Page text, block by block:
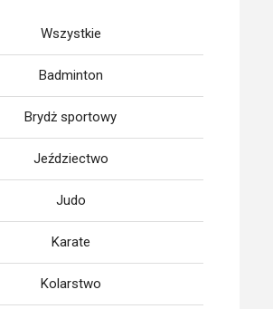
Wszystkie
Badminton
Brydż sportowy
Jeździectwo
Judo
Karate
Kolarstwo